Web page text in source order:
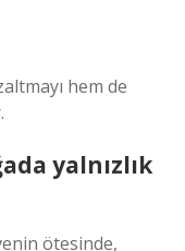
hem de
yalnızlık
ötesinde,